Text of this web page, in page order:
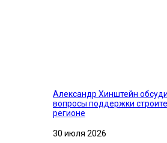
Александр Хинштейн
вопросы поддержки
регионе
30 июля 2026